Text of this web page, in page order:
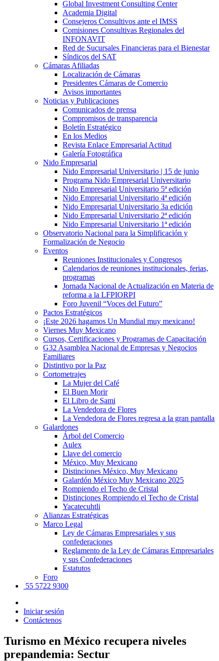
Global Investment Consulting Center
Academia Digital
Consejeros Consultivos ante el IMSS
Comisiones Consultivas Regionales del
INFONAVIT
Red de Sucursales Financieras para el Bienestar
Síndicos del SAT
Cámaras Afiliadas
Localización de Cámaras
Presidentes Cámaras de Comercio
Avisos importantes
Noticias y Publicaciones
Comunicados de prensa
Compromisos de transparencia
Boletín Estratégico
En los Medios
Revista Enlace Empresarial Actitud
Galería Fotográfica
Nido Empresarial
Nido Empresarial Universitario | 15 de junio
Programa Nido Empresarial Universitario
Nido Empresarial Universitario 5ª edición
Nido Empresarial Universitario 4ª edición
Nido Empresarial Universitario 3a edición
Nido Empresarial Universitario 2ª edición
Nido Empresarial Universitario 1ª edición
Observatorio Nacional para la Simplificación y
Formalización de Negocio
Eventos
Reuniones Institucionales y Congresos
Calendarios de reuniones institucionales, ferias,
programas
Jornada Nacional de Actualización en Materia de
reforma a la LFPIORPI
Foro Juvenil “Voces del Futuro”
Pactos Estratégicos
¡Este 2026 hagamos Un Mundial muy mexicano!
Viernes Muy Mexicano
Cursos, Certificaciones y Programas de Capacitación
G32 Asamblea Nacional de Empresas y Negocios
Familiares
Distintivo por la Paz
Cortometrajes
La Mujer del Café
El Buen Morir
El Libro de Sami
La Vendedora de Flores
La Vendedora de Flores regresa a la gran pantalla
Galardones
Árbol del Comercio
Aulex
Llave del comercio
México, Muy Mexicano
Distinciones México, Muy Mexicano
Galardón México Muy Mexicano 2025
Rompiendo el Techo de Cristal
Distinciones Rompiendo el Techo de Cristal
Yacatecuhtli
Alianzas Estratégicas
Marco Legal
Ley de Cámaras Empresariales y sus
confederaciones
Reglamento de la Ley de Cámaras Empresariales
y sus Confederaciones
Estatutos
Foro
55 5722 9300
Iniciar sesión
Contáctenos
Turismo en México recupera niveles
prepandemia: Sectur